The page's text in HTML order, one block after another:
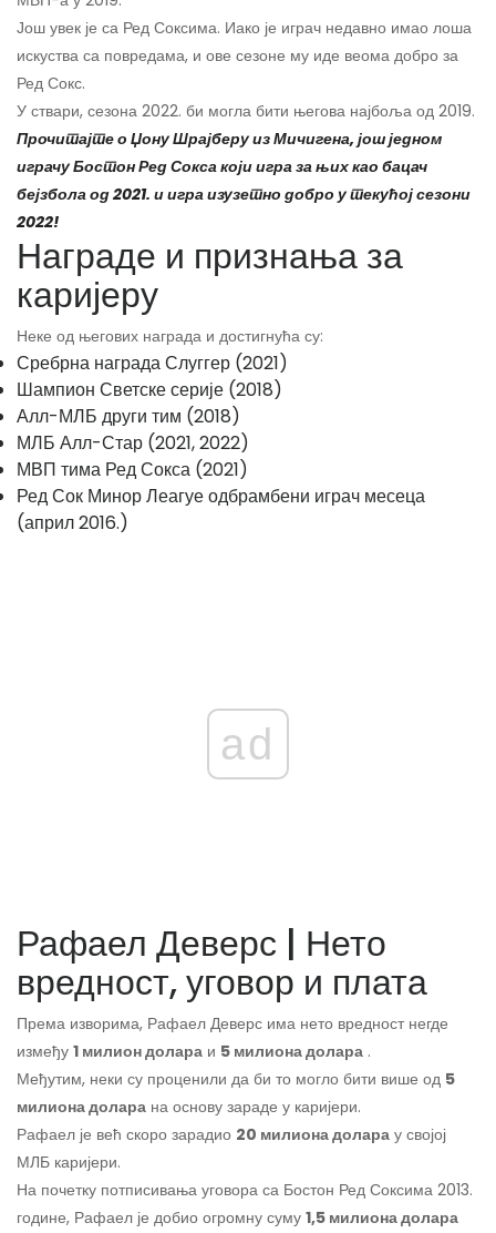
Још увек је са Ред Соксима. Иако је играч недавно имао лоша
искуства са повредама, и ове сезоне му иде веома добро за
Ред Сокс.
У ствари, сезона 2022. би могла бити његова најбоља од 2019.
Прочитајте о Џону Шрајберу из Мичигена, још једном
играчу Бостон Ред Сокса који игра за њих као бацач
бејзбола од 2021. и игра изузетно добро у текућој сезони
2022!
Награде и признања за
каријеру
Неке од његових награда и достигнућа су:
Сребрна награда Слуггер (2021)
Шампион Светске серије (2018)
Алл-МЛБ други тим (2018)
МЛБ Алл-Стар (2021, 2022)
МВП тима Ред Сокса (2021)
Ред Сок Минор Леагуе одбрамбени играч месеца
(април 2016.)
ad
Рафаел Деверс | Нето
вредност, уговор и плата
Према изворима, Рафаел Деверс има нето вредност негде
између 1 милион долара и 5 милиона долара .
Међутим, неки су проценили да би то могло бити више од 5
милиона долара на основу зараде у каријери.
Рафаел је већ скоро зарадио 20 милиона долара у својој
МЛБ каријери.
На почетку потписивања уговора са Бостон Ред Соксима 2013.
године, Рафаел је добио огромну суму 1,5 милиона долара